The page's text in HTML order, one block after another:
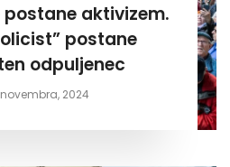
postane aktivizem.
postane
odpuljenec
2024